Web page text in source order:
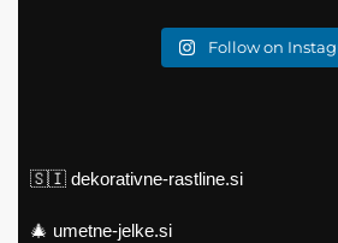
Follow on
🇸🇮 dekorativne-rastline.si
🎄 umetne-jelke.si